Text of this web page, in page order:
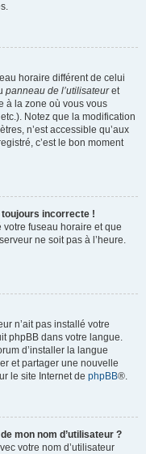
horaire différent de celui
panneau de l’utilisateuret
à la zone où vous vous
Notez que la modification
n’est accessible qu’aux
c’est le bon moment
toujours incorrecte !
votre fuseau horaire et que
ne soit pas à l’heure.
n’ait pas installé votre
phpBB dans votre langue.
d’installer la langue
et partager une nouvelle
le site Internet de phpBB®.
mon nom d’utilisateur ?
votre nom d’utilisateur